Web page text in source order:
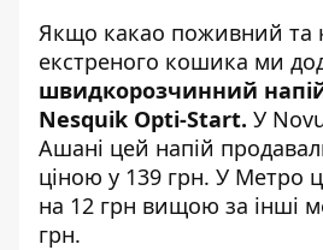
Якщо какао поживний та
екстреного кошика ми
швидкорозчинний
Nesquik Opti-Start. У
Ашані цей напій
ціною у 139 грн. У Метро
на 12 грн вищою за інші
грн.